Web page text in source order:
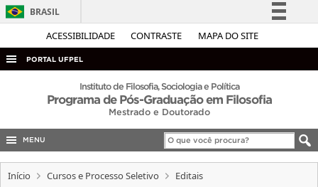
ACESSIBILIDADE CONTRASTE MAPA DO SITE
BRASIL
Simplifique!
Acesso à informação
Canais
PORTAL UFPEL
ACESSO À INFORMAÇÃO
AUDITORIA
EDITAIS
Instituto de Filosofia, Sociologia e Política
Programa de Pós-Graduação em Filosofia
Mestrado e Doutorado
MENU
Início Cursos e Processo Seletivo Editais